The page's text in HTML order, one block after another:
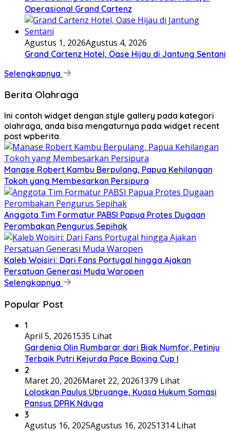
Operasional Grand Cartenz
Agustus 1, 2026Agustus 4, 2026
Grand Cartenz Hotel, Oase Hijau di Jantung Sentani
Selengkapnya
Berita Olahraga
Ini contoh widget dengan style gallery pada kategori
olahraga, anda bisa mengaturnya pada widget recent
post wpberita.
Manase Robert Kambu Berpulang, Papua Kehilangan
Tokoh yang Membesarkan Persipura
Anggota Tim Formatur PABSI Papua Protes Dugaan
Perombakan Pengurus Sepihak
Kaleb Woisiri: Dari Fans Portugal hingga Ajakan
Persatuan Generasi Muda Waropen
Selengkapnya
Popular Post
1
April 5, 20261535 Lihat
Gardenia Olin Rumbarar dari Biak Numfor, Petinju
Terbaik Putri Kejurda Pace Boxing Cup I
2
Maret 20, 2026Maret 22, 20261379 Lihat
Loloskan Paulus Ubruange, Kuasa Hukum Somasi
Pansus DPRK Nduga
3
Agustus 16, 2025Agustus 16, 20251314 Lihat